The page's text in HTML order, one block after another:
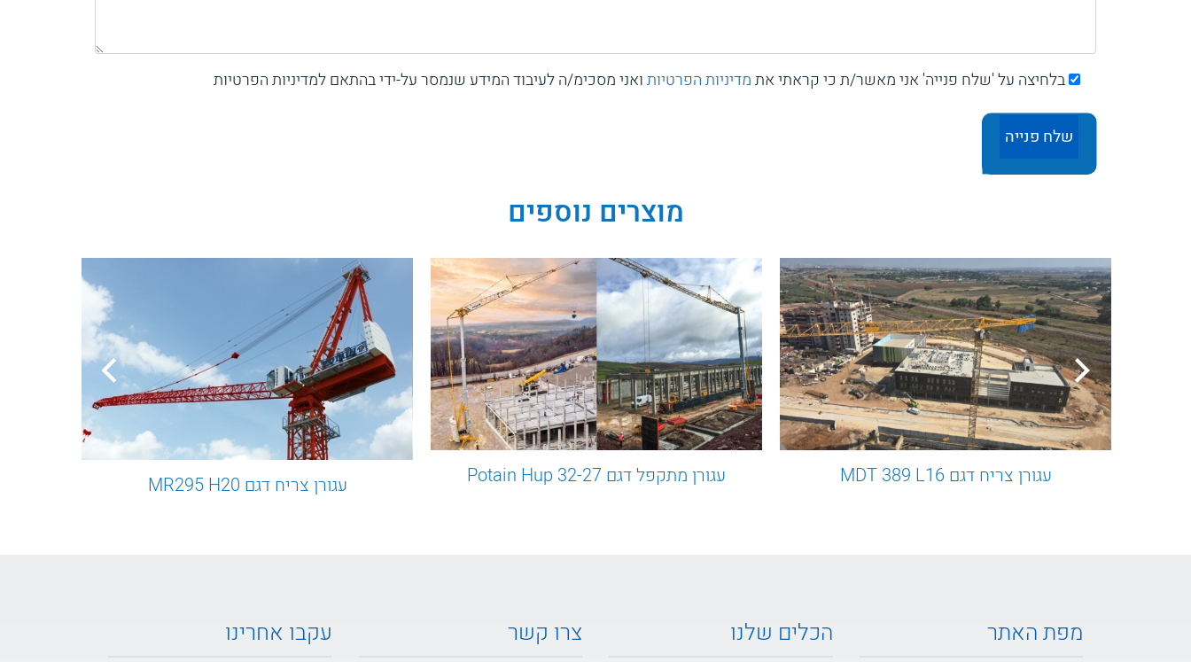
בלחיצה על 'שלח פנייה' אני מאשר/ת כי קראתי אתמדיניות הפרטיותואני מסכימ/ה לעיבוד המידע שנמסר על-ידי בהתאם למדיניות הפרטיות
מוצרים נוספים
עגורן צריח דגם MDT 389 L16 עגורן מתקפל דגם Potain Hup 32-27 עגורן צריח דגם MR295 H20
מפת האתר הכלים שלנו צרו קשר עקבו אחרינו